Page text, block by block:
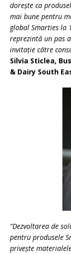
dorește ca
mai bune pentru
global Smarties la
reprezintă un pas
invitație către
Silvia Sticlea,
& Dairy South
“Dezvoltarea de
pentru produsele
privește